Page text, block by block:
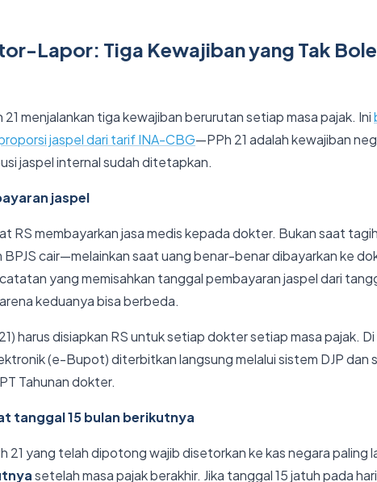
Lapor: Tiga Kewajiban yang Tak
menjalankan tiga kewajiban berurutan setiap masa pajak. Ini
jaspel dari tarif INA-CBG—PPh 21 adalah kewajiban
jaspel internal sudah ditetapkan.
jaspel
RS membayarkan jasa medis kepada dokter. Bukan saat
BPJS cair—melainkan saat uang benar-benar dibayarkan ke
yang memisahkan tanggal pembayaran jaspel dari
keduanya bisa berbeda.
harus disiapkan RS untuk setiap dokter setiap masa pajak. Di
(e-Bupot) diterbitkan langsung melalui sistem DJP dan
Tahunan dokter.
tanggal 15 bulan berikutnya
21 yang telah dipotong wajib disetorkan ke kas negara paling
setelah masa pajak berakhir. Jika tanggal 15 jatuh pada